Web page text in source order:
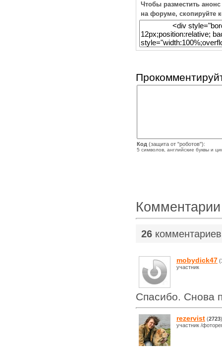
Чтобы разместить
на форуме, скопируйте
Код (защита от "роботов"):
5 символов, английские буквы и
Комментарии
26
mobydick47 (
участник
Спасибо. Снова
rezervist (2723)
участник /